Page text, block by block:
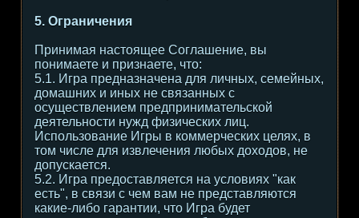
5. Ограничения
Принимая настоящее Соглашение, вы
понимаете и признаете, что:
5.1. Игра предназначена для личных, семейных,
домашних и иных не связанных с
осуществлением предпринимательской
деятельности нужд физических лиц.
Использование Игры в коммерческих целях, в
том числе для извлечения любых доходов, не
допускается.
5.2. Игра предоставляется на условиях "как
есть", в связи с чем вам не представляются
какие-либо гарантии, что Игра будет